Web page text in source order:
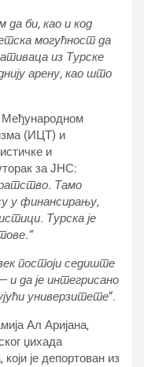
би, као и код
могућност да
из Турске
арену, као што
Међународном
(ИЦТ) и
и
за ЈНС:
Тамо
у финансирању,
Турска је
постоји седиште
да је интегрисано
универзитете“.
Ал Аријана,
џихада
је депортован из